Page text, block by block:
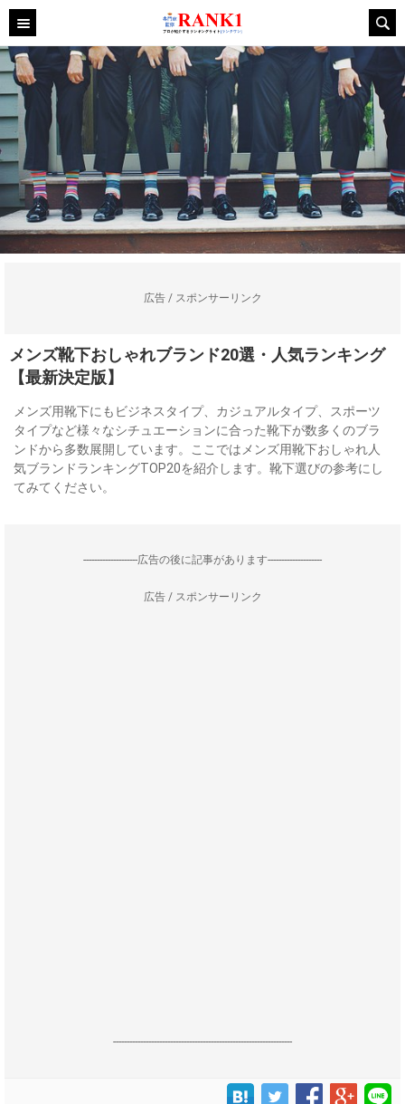
広告 / スポンサーリンク
メンズ靴下おしゃれブランド20選・人気ランキング
【最新決定版】
メンズ用靴下にもビジネスタイプ、カジュアルタイプ、スポーツ
タイプなど様々なシチュエーションに合った靴下が数多くのブラ
ンドから多数展開しています。ここではメンズ用靴下おしゃれ人
気ブランドランキングTOP20を紹介します。靴下選びの参考にし
てみてください。
--------------------広告の後に記事があります--------------------
広告 / スポンサーリンク
------------------------------------------------------------------